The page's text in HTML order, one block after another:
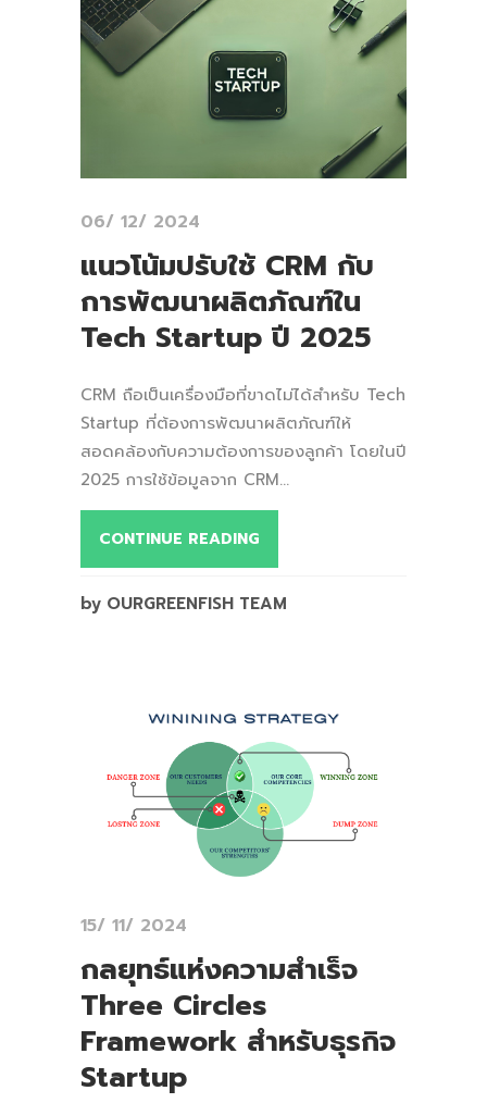
06/ 12/ 2024
แนวโน้มปรับใช้ CRM กับ
การพัฒนาผลิตภัณฑ์ใน
Tech Startup ปี 2025
CRM ถือเป็นเครื่องมือที่ขาดไม่ได้สำหรับ Tech
Startup ที่ต้องการพัฒนาผลิตภัณฑ์ให้
สอดคล้องกับความต้องการของลูกค้า โดยในปี
2025 การใช้ข้อมูลจาก CRM...
CONTINUE READING
by OURGREENFISH TEAM
15/ 11/ 2024
กลยุทธ์แห่งความสำเร็จ
Three Circles
Framework สำหรับธุรกิจ
Startup